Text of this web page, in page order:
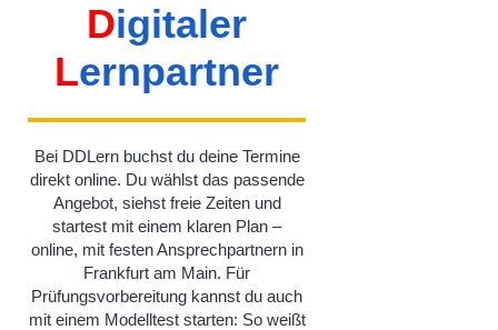
Digitaler
Lernpartner
Bei DDLern buchst du deine Termine
direkt online. Du wählst das passende
Angebot, siehst freie Zeiten und
startest mit einem klaren Plan –
online, mit festen Ansprechpartnern in
Frankfurt am Main. Für
Prüfungsvorbereitung kannst du auch
mit einem Modelltest starten: So weißt